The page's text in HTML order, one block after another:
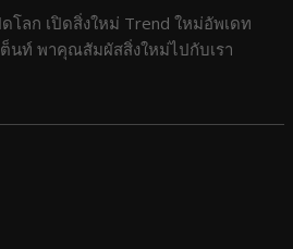
โลก เปิดสิ่งใหม่ Trend ใหม่อัพเดท
ต็นท์ พาคุณสัมผัสสิ่งใหม่ไปกับเรา